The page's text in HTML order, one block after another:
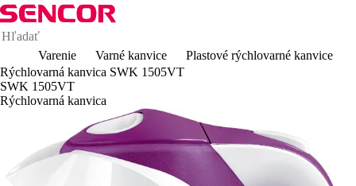
Varenie Varné kanvice
Plastové rýchlovarné kanvice
Rýchlovarná kanvica SWK 1505VT
SWK 1505VT
Rýchlovarná kanvica